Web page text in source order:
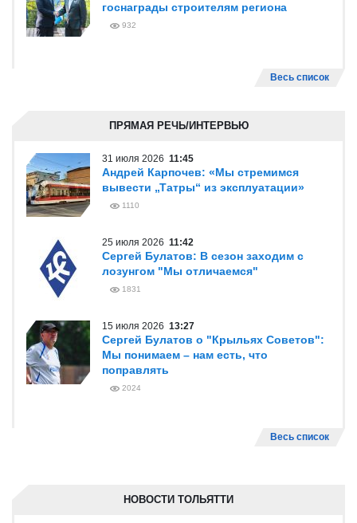
госнаграды строителям региона
932
Весь список
ПРЯМАЯ РЕЧЬ/ИНТЕРВЬЮ
31 июля 2026 11:45
Андрей Карпочев: «Мы стремимся
вывести „Татры“ из эксплуатации»
1110
25 июля 2026 11:42
Сергей Булатов: В сезон заходим с
лозунгом "Мы отличаемся"
1831
15 июля 2026 13:27
Сергей Булатов о "Крыльях Советов":
Мы понимаем – нам есть, что
поправлять
2024
Весь список
НОВОСТИ ТОЛЬЯТТИ